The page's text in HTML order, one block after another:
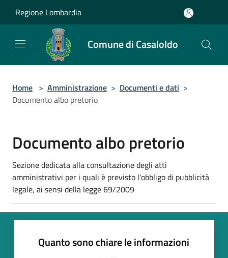
Regione Lombardia
Comune di Casaloldo
Home > Amministrazione > Documenti e dati >
Documento albo pretorio
Documento albo pretorio
Sezione dedicata alla consultazione degli atti
amministrativi per i quali è previsto l'obbligo di pubblicità
legale, ai sensi della legge 69/2009
Quanto sono chiare le informazioni